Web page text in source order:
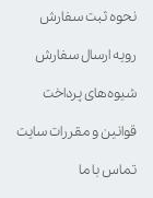
نحوه ثبت سفارش
رویه ارسال سفارش
شیوه‌های پرداخت
قوانین و مقررات سایت
تماس با ما